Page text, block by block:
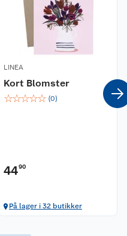
LINEA
Kort Blomster
☆☆☆☆☆ (0)
4490
På lager i 32 butikker